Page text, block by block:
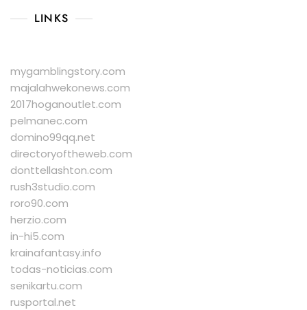
LINKS
mygamblingstory.com
majalahwekonews.com
2017hoganoutlet.com
pelmanec.com
domino99qq.net
directoryoftheweb.com
donttellashton.com
rush3studio.com
roro90.com
herzio.com
in-hi5.com
krainafantasy.info
todas-noticias.com
senikartu.com
rusportal.net